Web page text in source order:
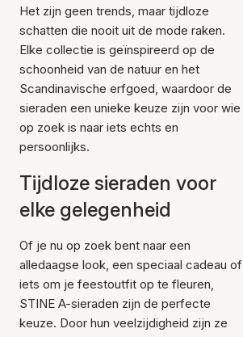
Het zijn geen trends, maar tijdloze
schatten die nooit uit de mode raken.
Elke collectie is geïnspireerd op de
schoonheid van de natuur en het
Scandinavische erfgoed, waardoor de
sieraden een unieke keuze zijn voor wie
op zoek is naar iets echts en
persoonlijks.
Tijdloze sieraden voor
elke gelegenheid
Of je nu op zoek bent naar een
alledaagse look, een speciaal cadeau of
iets om je feestoutfit op te fleuren,
STINE A-sieraden zijn de perfecte
keuze. Door hun veelzijdigheid zijn ze